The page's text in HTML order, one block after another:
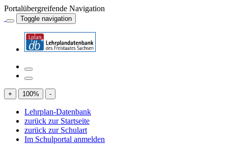
Portalübergreifende Navigation
Toggle navigation
+ 100% -
Lehrplan-Datenbank
zurück zur Startseite
zurück zur Schulart
Im Schulportal anmelden